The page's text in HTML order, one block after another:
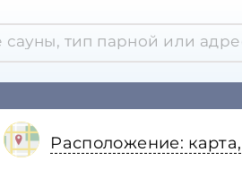
Расположение: